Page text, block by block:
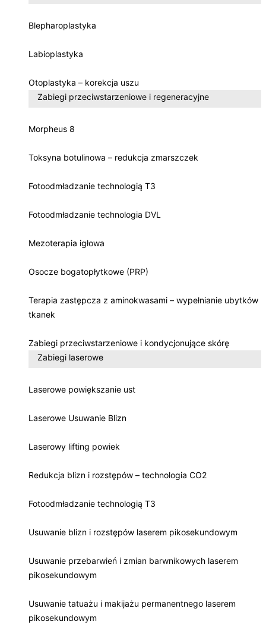
Blepharoplastyka
Labioplastyka
Otoplastyka – korekcja uszu
Zabiegi przeciwstarzeniowe i regeneracyjne
Morpheus 8
Toksyna botulinowa – redukcja zmarszczek
Fotoodmładzanie technologią T3
Fotoodmładzanie technologia DVL
Mezoterapia igłowa
Osocze bogatopłytkowe (PRP)
Terapia zastępcza z aminokwasami – wypełnianie ubytków
tkanek
Zabiegi przeciwstarzeniowe i kondycjonujące skórę
Zabiegi laserowe
Laserowe powiększanie ust
Laserowe Usuwanie Blizn
Laserowy lifting powiek
Redukcja blizn i rozstępów – technologia CO2
Fotoodmładzanie technologią T3
Usuwanie blizn i rozstępów laserem pikosekundowym
Usuwanie przebarwień i zmian barwnikowych laserem
pikosekundowym
Usuwanie tatuażu i makijażu permanentnego laserem
pikosekundowym